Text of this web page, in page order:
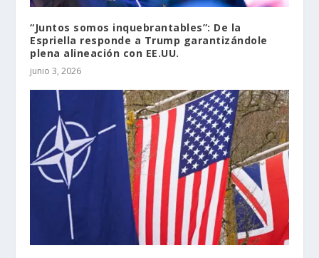
“Juntos somos inquebrantables”: De la
Espriella responde a Trump garantizándole
plena alineación con EE.UU.
junio 3, 2026